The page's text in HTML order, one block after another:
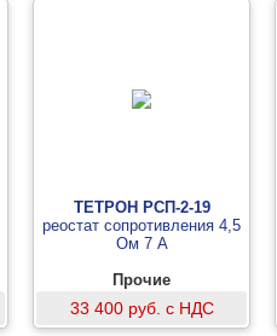
ТЕТРОН РСП-2-19
реостат сопротивления 4,5
Ом 7 А
Прочие
33 400 руб. с НДС